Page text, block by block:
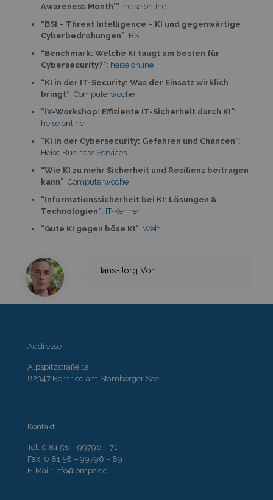
Awareness Month'”: heise online
“BSI – Threat Intelligence – KI und gegenwärtige
Cyberbedrohungen”: BSI
“Benchmark: Welche KI taugt am besten für
Cybersecurity?”: heise online
“KI in der IT-Security: Was der Einsatz wirklich
bringt”: Computerwoche
“iX-Workshop: Effiziente IT-Sicherheit durch KI”:
heise online
“KI in der Cybersecurity: Gefahren und Chancen”:
Heise Business Services
“Wie KI zu mehr Sicherheit und Resilienz beitragen
kann”: Computerwoche
“Informationssicherheit bei KI: Lösungen &
Technologien”: IT-Kenner
“Gute KI gegen böse KI”: Welt
Hans-Jörg Vohl
Addresse
Alpspitzstraße 1a
82347 Bernried am Starnberger See
Kontakt
Tel: 0 81 58 – 99796 – 71
Fax: 0 81 58 – 99796 – 89
E-Mail: info@pmps.de